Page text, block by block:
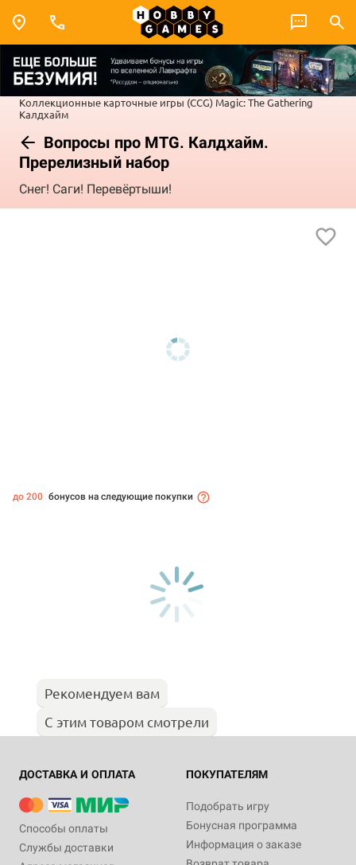
Коллекционные карточные игры (CCG) Magic: The Gathering
Калдхайм
Вопросы про MTG. Калдхайм.
Пререлизный набор
Снег! Саги! Перевёртыши!
до 200 бонусов на следующие покупки
Рекомендуем вам
С этим товаром смотрели
ДОСТАВКА И ОПЛАТА
Способы оплаты
Службы доставки
ПОКУПАТЕЛЯМ
Подобрать игру
Бонусная программа
Информация о заказе